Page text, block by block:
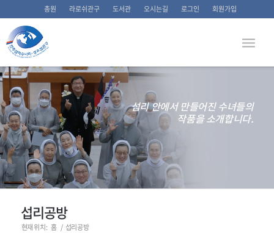
총원 라로쉬관구 도서관 오시는길 로그인 회원가입
섭리 안에서 만들어진 수녀들의
작품을 소개합니다.
섭리공방
현재 위치: 홈 / 섭리공방